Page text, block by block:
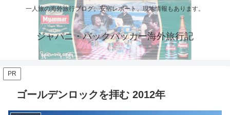
一人旅の海外旅行ブログ。安宿レポート、現地情報もあります。
ジャパニ・バックパッカー海外旅行記
PR
ゴールデンロックを拝む 2012年